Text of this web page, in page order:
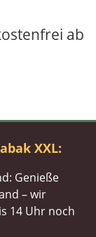
ab
XXL:
Genieße
– wir
14 Uhr noch